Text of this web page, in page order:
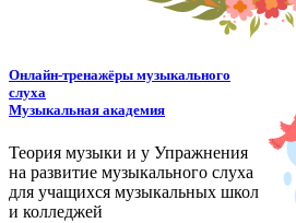
Онлайн-тренажёры музыкального
слуха
Музыкальная академия
Теория музыки и у Упражнения
на развитие музыкального слуха
для учащихся музыкальных школ
и колледжей